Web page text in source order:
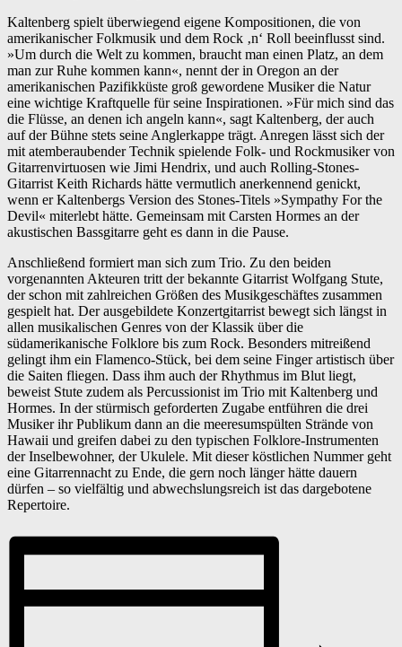
Kaltenberg spielt überwiegend eigene Kompositionen, die von
amerikanischer Folkmusik und dem Rock ‚n‘ Roll beeinflusst sind.
»Um durch die Welt zu kommen, braucht man einen Platz, an dem
man zur Ruhe kommen kann«, nennt der in Oregon an der
amerikanischen Pazifikküste groß gewordene Musiker die Natur
eine wichtige Kraftquelle für seine Inspirationen. »Für mich sind das
die Flüsse, an denen ich angeln kann«, sagt Kaltenberg, der auch
auf der Bühne stets seine Anglerkappe trägt. Anregen lässt sich der
mit atemberaubender Technik spielende Folk- und Rockmusiker von
Gitarrenvirtuosen wie Jimi Hendrix, und auch Rolling-Stones-
Gitarrist Keith Richards hätte vermutlich anerkennend genickt,
wenn er Kaltenbergs Version des Stones-Titels »Sympathy For the
Devil« miterlebt hätte. Gemeinsam mit Carsten Hormes an der
akustischen Bassgitarre geht es dann in die Pause.
Anschließend formiert man sich zum Trio. Zu den beiden
vorgenannten Akteuren tritt der bekannte Gitarrist Wolfgang Stute,
der schon mit zahlreichen Größen des Musikgeschäftes zusammen
gespielt hat. Der ausgebildete Konzertgitarrist bewegt sich längst in
allen musikalischen Genres von der Klassik über die
südamerikanische Folklore bis zum Rock. Besonders mitreißend
gelingt ihm ein Flamenco-Stück, bei dem seine Finger artistisch über
die Saiten fliegen. Dass ihm auch der Rhythmus im Blut liegt,
beweist Stute zudem als Percussionist im Trio mit Kaltenberg und
Hormes. In der stürmisch geforderten Zugabe entführen die drei
Musiker ihr Publikum dann an die meeresumspülten Strände von
Hawaii und greifen dabei zu den typischen Folklore-Instrumenten
der Inselbewohner, der Ukulele. Mit dieser köstlichen Nummer geht
eine Gitarrennacht zu Ende, die gern noch länger hätte dauern
dürfen – so vielfältig und abwechslungsreich ist das dargebotene
Repertoire.